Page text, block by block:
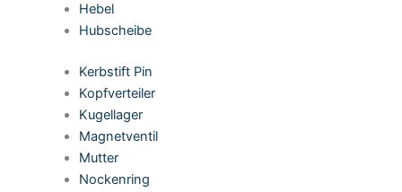
Hebel
Hubscheibe
Kerbstift Pin
Kopfverteiler
Kugellager
Magnetventil
Mutter
Nockenring